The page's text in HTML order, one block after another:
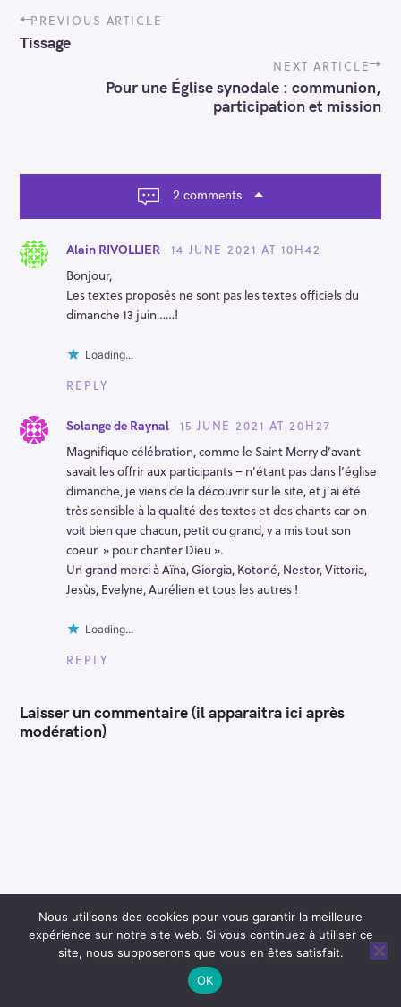
P
o
s
a
n
PREVIOUS ARTICLE
Tissage
NEXT ARTICLE
Pour une Église synodale : communion,
participation et mission
2 comments
Alain RIVOLLIER
14 JUNE 2021 AT 10H42
Bonjour,
Les textes proposés ne sont pas les textes officiels du
dimanche 13 juin……!
Loading...
REPLY
Solange de Raynal
15 JUNE 2021 AT 20H27
Magnifique célébration, comme le Saint Merry d’avant
savait les offrir aux participants – n’étant pas dans l’église
dimanche, je viens de la découvrir sur le site, et j’ai été
très sensible à la qualité des textes et des chants car on
voit bien que chacun, petit ou grand, y a mis tout son
coeur » pour chanter Dieu ».
Un grand merci à Aïna, Giorgia, Kotoné, Nestor, Vittoria,
Jesùs, Evelyne, Aurélien et tous les autres !
Loading...
REPLY
Laisser un commentaire (il apparaitra ici après
modération)
Nous utilisons des cookies pour vous garantir la meilleure
expérience sur notre site web. Si vous continuez à utiliser ce
site, nous supposerons que vous en êtes satisfait.
OK